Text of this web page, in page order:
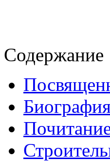
Содержание